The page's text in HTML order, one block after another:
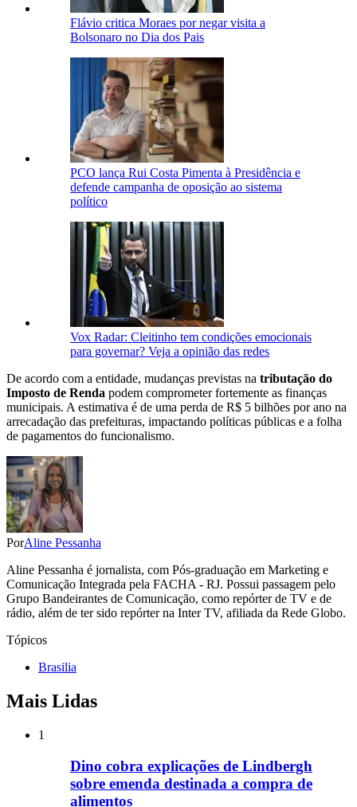
Flávio critica Moraes por negar visita a
Bolsonaro no Dia dos Pais
PCO lança Rui Costa Pimenta à Presidência e
defende campanha de oposição ao sistema
político
Vox Radar: Cleitinho tem condições emocionais
para governar? Veja a opinião das redes
De acordo com a entidade, mudanças previstas na tributação do
Imposto de Renda podem comprometer fortemente as finanças
municipais. A estimativa é de uma perda de R$ 5 bilhões por ano na
arrecadação das prefeituras, impactando políticas públicas e a folha
de pagamentos do funcionalismo.
PorAline Pessanha
Aline Pessanha é jornalista, com Pós-graduação em Marketing e
Comunicação Integrada pela FACHA - RJ. Possui passagem pelo
Grupo Bandeirantes de Comunicação, como repórter de TV e de
rádio, além de ter sido repórter na Inter TV, afiliada da Rede Globo.
Tópicos
Brasilia
Mais Lidas
1
Dino cobra explicações de Lindbergh
sobre emenda destinada a compra de
alimentos